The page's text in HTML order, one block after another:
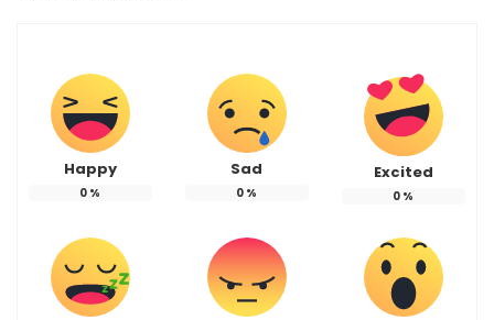
Happy
0 %
Sad
0 %
Excited
0 %